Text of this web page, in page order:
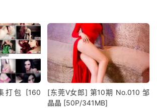
打包 [160
[东莞V女郎] 第10期 No.010 邹
晶晶 [50P/341MB]